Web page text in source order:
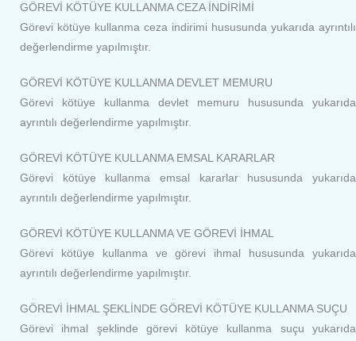
GÖREVİ KÖTÜYE KULLANMA CEZA İNDİRİMİ
Görevi kötüye kullanma ceza indirimi hususunda yukarıda ayrıntılı
değerlendirme yapılmıştır.
GÖREVİ KÖTÜYE KULLANMA DEVLET MEMURU
Görevi kötüye kullanma devlet memuru hususunda yukarıda
ayrıntılı değerlendirme yapılmıştır.
GÖREVİ KÖTÜYE KULLANMA EMSAL KARARLAR
Görevi kötüye kullanma emsal kararlar hususunda yukarıda
ayrıntılı değerlendirme yapılmıştır.
GÖREVİ KÖTÜYE KULLANMA VE GÖREVİ İHMAL
Görevi kötüye kullanma ve görevi ihmal hususunda yukarıda
ayrıntılı değerlendirme yapılmıştır.
GÖREVİ İHMAL ŞEKLİNDE GÖREVİ KÖTÜYE KULLANMA SUÇU
Görevi ihmal şeklinde görevi kötüye kullanma suçu yukarıda